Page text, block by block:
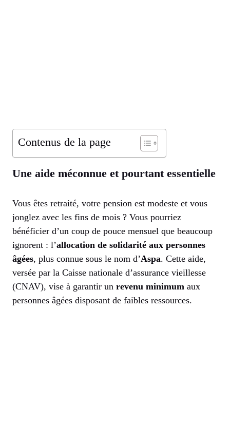
Contenus de la page
Une aide méconnue et pourtant essentielle
Vous êtes retraité, votre pension est modeste et vous
jonglez avec les fins de mois ? Vous pourriez
bénéficier d’un coup de pouce mensuel que beaucoup
ignorent : l’allocation de solidarité aux personnes
âgées, plus connue sous le nom d’Aspa. Cette aide,
versée par la Caisse nationale d’assurance vieillesse
(CNAV), vise à garantir un revenu minimum aux
personnes âgées disposant de faibles ressources.